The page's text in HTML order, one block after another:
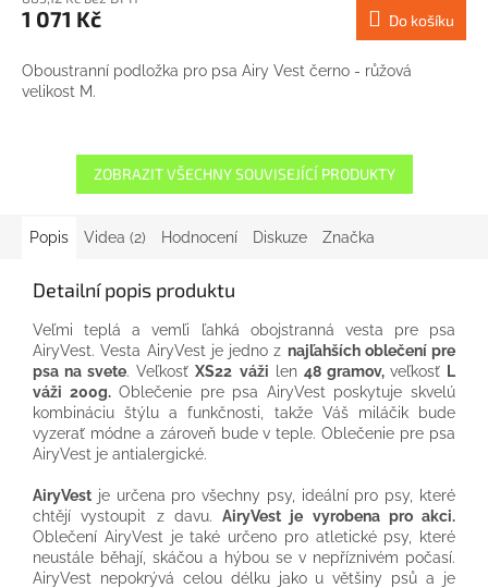
1 071 Kč Do košíku
Oboustranní podložka pro psa Airy Vest černo - růžová
velikost M.
ZOBRAZIT VŠECHNY SOUVISEJÍCÍ PRODUKTY
Popis Videa (2) Hodnocení Diskuze Značka
Detailní popis produktu
Veľmi teplá a vemľi ľahká obojstranná vesta pre psa
AiryVest. Vesta AiryVest je jedno z najľahších oblečení pre
psa na svete. VeľkosťXS22 váži len 48 gramov, veľkosť L
váži 200g.Oblečenie pre psa AiryVest poskytuje skvelú
kombináciu štýlu a funkčnosti, takže Váš miláčik
bude
vyzerať módnea zároveň bude v teple. Oblečenie pre psa
AiryVest je antialergické.
AiryVest je určena pro všechny psy, ideální pro psy, které
chtějí vystoupit z davu. AiryVest je vyrobena pro akci.
Oblečení AiryVest je také určeno pro atletické psy, které
neustále běhají, skáčou a hýbou se v nepříznivém počasí.
AiryVest nepokrývá celou délku jako u většiny psů a je